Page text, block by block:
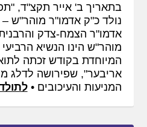
בתאריך ב' אייר תקצ"ד,
נולד כ"ק אדמו"ר מוהר"ש –
אדמו"ר הצמח-צדק
מוהר"ש הינו הנשיא
המיוחדת בקודש זכתה
אריבער", שפירושה לדלג
המניעות והעיכובים •